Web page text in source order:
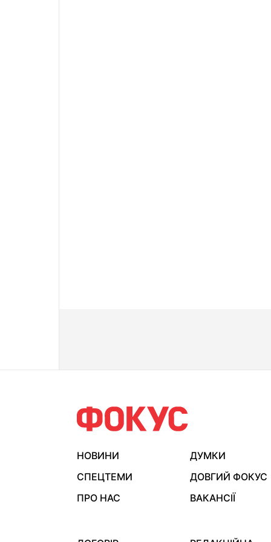
НОВИНИ
ДУМКИ
СПЕЦТЕМИ
ДОВГИЙ ФОКУС
ПРО НАС
ВАКАНСІЇ